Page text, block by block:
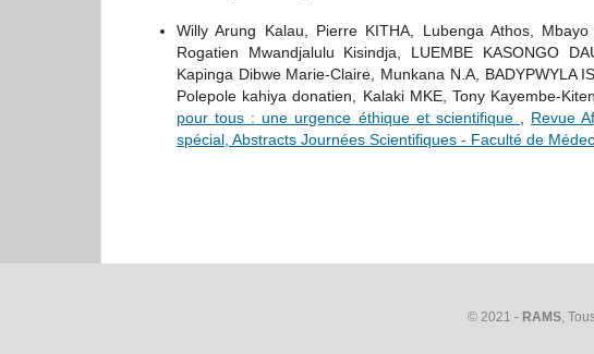
Willy Arung Kalau, Pierre KITHA, Lubenga Athos,
Rogatien Mwandjalulu Kisindja, LUEMBE KASONGO
Kapinga Dibwe Marie-Claire, Munkana N.A, BADYPWYLA
Polepole kahiya donatien, Kalaki MKE, Tony Kayembe-
pour tous : une urgence éthique et scientifique
Revue
spécial, Abstracts Journées Scientifiques - Faculté de
© 2021 - RAMS,